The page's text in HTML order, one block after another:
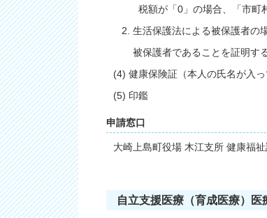
税額が「0」の場合、「市町村
2. 生活保護法による被保護者の
被保護者であることを証明する
(4) 健康保険証（本人の氏名が入っ
(5) 印鑑
申請窓口
大崎上島町役場 木江支所 健康福
自立支援医療（育成医療）医